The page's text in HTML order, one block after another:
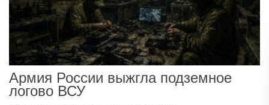
Армия России выжгла подземное
логово ВСУ